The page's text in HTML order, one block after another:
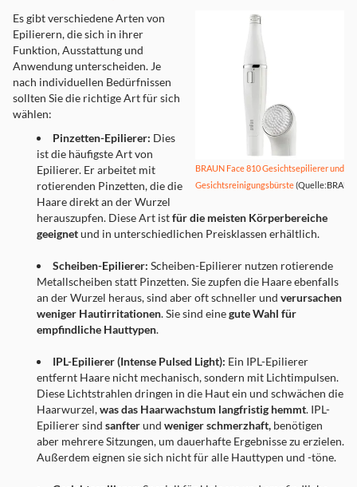
BRAUN Face 810 Gesichtsepilierer und
Gesichtsreinigungsbürste
Es gibt verschiedene Arten von
Epilierern, die sich in ihrer
Funktion, Ausstattung und
Anwendung unterscheiden. Je
nach individuellen Bedürfnissen
sollten Sie die richtige Art für sich
wählen:
Pinzetten-Epilierer: Dies
ist die häufigste Art von
Epilierer. Er arbeitet mit
rotierenden Pinzetten, die die
Haare direkt an der Wurzel
herauszupfen. Diese Art istfür die meisten Körperbereiche
geeignetund in unterschiedlichen Preisklassen erhältlich.
Scheiben-Epilierer: Scheiben-Epilierer nutzen rotierende
Metallscheiben statt Pinzetten. Sie zupfen die Haare ebenfalls
an der Wurzel heraus, sind aber oft schneller und verursachen
weniger Hautirritationen. Sie sind einegute Wahl für
empfindliche Hauttypen.
IPL-Epilierer (Intense Pulsed Light): Ein IPL-Epilierer
entfernt Haare nicht mechanisch, sondern mit Lichtimpulsen.
Diese Lichtstrahlen dringen in die Haut ein und schwächen die
Haarwurzel,was das Haarwachstum langfristig hemmt. IPL-
Epilierer sind sanfterund weniger schmerzhaft, benötigen
aber mehrere Sitzungen, um dauerhafte Ergebnisse zu erzielen.
Außerdem eignen sie sich nicht für alle Hauttypen und -töne.